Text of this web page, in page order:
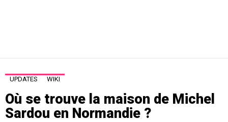
UPDATES WIKI
Où se trouve la maison de Michel
Sardou en Normandie ?